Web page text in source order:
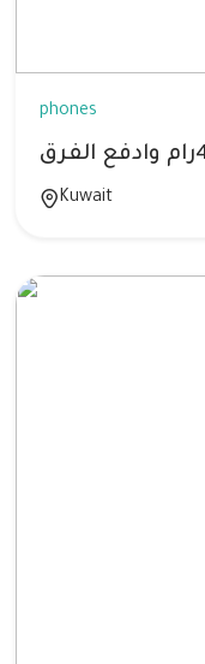
phones
Kuwait